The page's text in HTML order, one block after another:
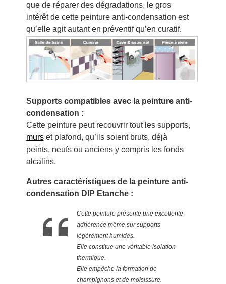
que de réparer des dégradations, le gros
intérêt de cette peinture anti-condensation est
qu’elle agit autant en préventif qu’en curatif.
Supports compatibles avec la peinture anti-
condensation :
Cette peinture peut recouvrir tout les supports,
murset plafond, qu’ils soient bruts, déjà
peints, neufs ou anciens y compris les fonds
alcalins.
Autres caractéristiques de la peinture anti-
condensation DIP Etanche :
Cette peinture présente une excellente
adhérence même sur supports
légèrement humides.
Elle constitue une véritable isolation
thermique.
Elle empêche la formation de
champignons et de moisissure.